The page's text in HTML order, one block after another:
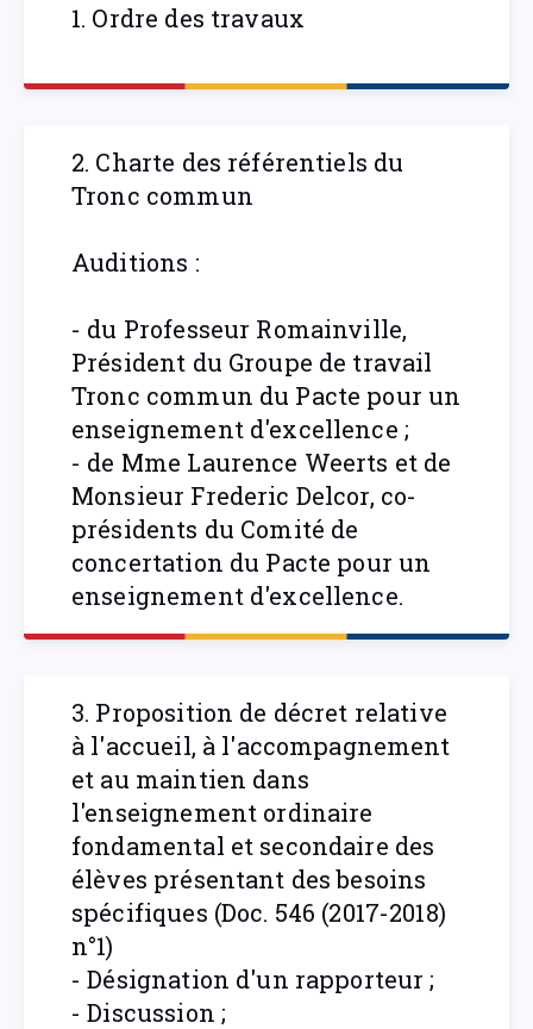
1. Ordre des travaux
2. Charte des référentiels du
Tronc commun
Auditions :
- du Professeur Romainville,
Président du Groupe de travail
Tronc commun du Pacte pour un
enseignement d'excellence ;
- de Mme Laurence Weerts et de
Monsieur Frederic Delcor, co-
présidents du Comité de
concertation du Pacte pour un
enseignement d'excellence.
3. Proposition de décret relative
à l'accueil, à l'accompagnement
et au maintien dans
l'enseignement ordinaire
fondamental et secondaire des
élèves présentant des besoins
spécifiques (Doc. 546 (2017-2018)
n°1)
- Désignation d'un rapporteur ;
- Discussion ;